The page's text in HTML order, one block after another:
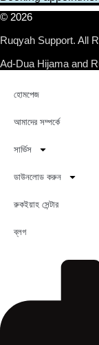
© 2026
Ruqyah Support. All
Ad-Dua Hijama and
হোমপেজ
আমাদের সম্পর্কে
সার্ভিস
ডাউনলোড করুন
রুকইয়াহ সেন্টার
ব্লগ